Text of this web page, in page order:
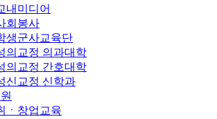
내미디어
회봉사
생군사교육단
의교정 의과대학
의교정 간호대학
신교정 신학과
ㆍ창업교육